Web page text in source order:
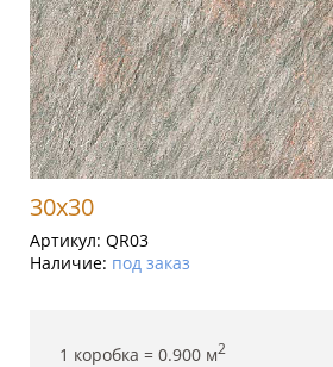
30x30
Артикул: QR03
Наличие: под заказ
1 коробка = 0.900 м2